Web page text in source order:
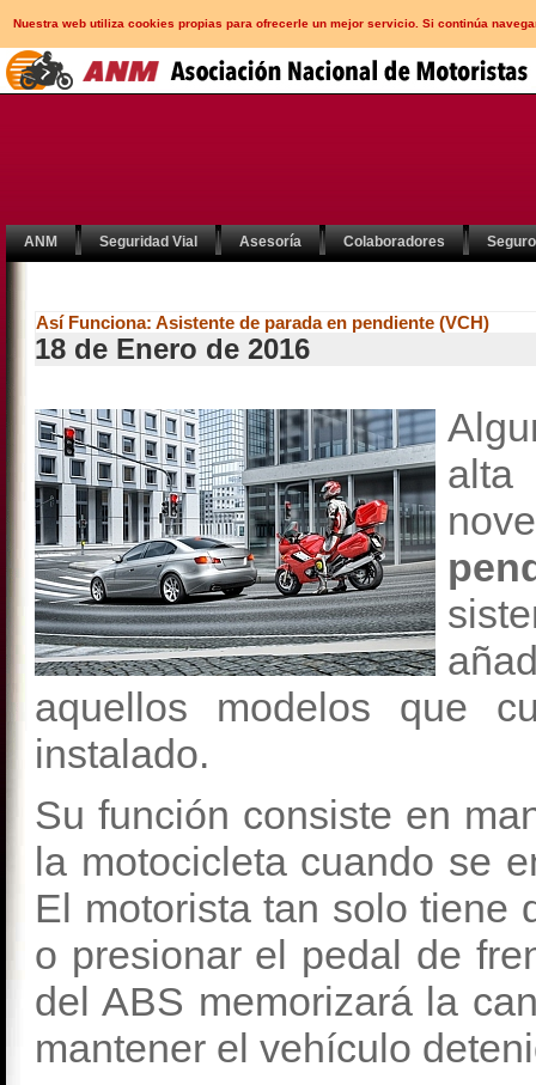
Nuestra web utiliza cookies propias para ofrecerle un mejor servicio. Si continúa
ANM Seguridad Vial Asesoría Colaboradores
Así Funciona: Asistente de parada en pendiente (VCH)
18 de Enero de 2016
aquellos modelos que
instalado.
Su función consiste en
la motocicleta cuando se
El motorista tan solo tiene
o presionar el pedal de
del ABS memorizará la
mantener el vehículo